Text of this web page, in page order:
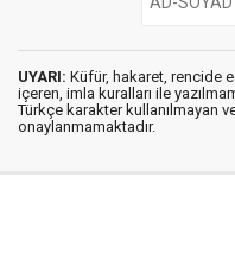
UYARI: Küfür, hakaret, rencide
içeren, imla kuralları ile
Türkçe karakter kullanılmayan
onaylanmamaktadır.